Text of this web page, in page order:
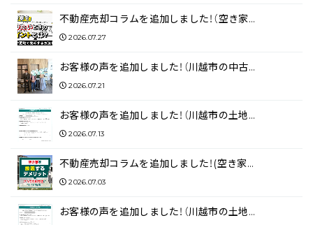
不動産売却コラムを追加しました！（空き家…
2026.07.27
お客様の声を追加しました！（川越市の中古…
2026.07.21
お客様の声を追加しました！（川越市の土地…
2026.07.13
不動産売却コラムを追加しました！(空き家…
2026.07.03
お客様の声を追加しました！（川越市の土地…